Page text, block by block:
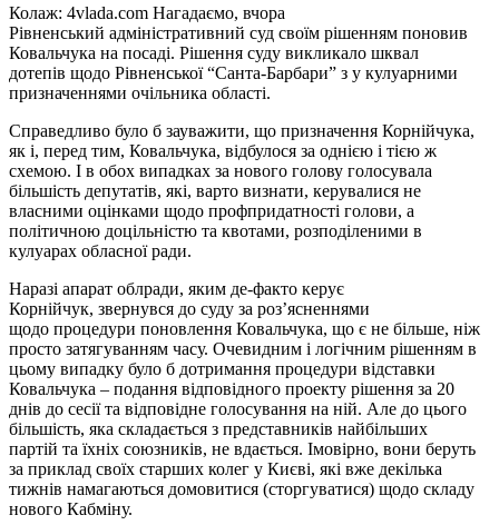
Колаж: 4vlada.com Нагадаємо, вчора
Рівненський адміністративний суд своїм рішенням поновив
Ковальчука на посаді. Рішення суду викликало шквал
дотепів щодо Рівненської “Санта-Барбари” з у кулуарними
призначеннями очільника області.
Справедливо було б зауважити, що призначення Корнійчука,
як і, перед тим, Ковальчука, відбулося за однією і тією ж
схемою. І в обох випадках за нового голову голосувала
більшість депутатів, які, варто визнати, керувалися не
власними оцінками щодо профпридатності голови, а
політичною доцільністю та квотами, розподіленими в
кулуарах обласної ради.
Наразі апарат облради, яким де-факто керує
Корнійчук, звернувся до суду за роз’ясненнями
щодо процедури поновлення Ковальчука, що є не більше, ніж
просто затягуванням часу. Очевидним і логічним рішенням в
цьому випадку було б дотримання процедури відставки
Ковальчука – подання відповідного проекту рішення за 20
днів до сесії та відповідне голосування на ній. Але до цього
більшість, яка складається з представників найбільших
партій та їхніх союзників, не вдається. Імовірно, вони беруть
за приклад своїх старших колег у Києві, які вже декілька
тижнів намагаються домовитися (сторгуватися) щодо складу
нового Кабміну.